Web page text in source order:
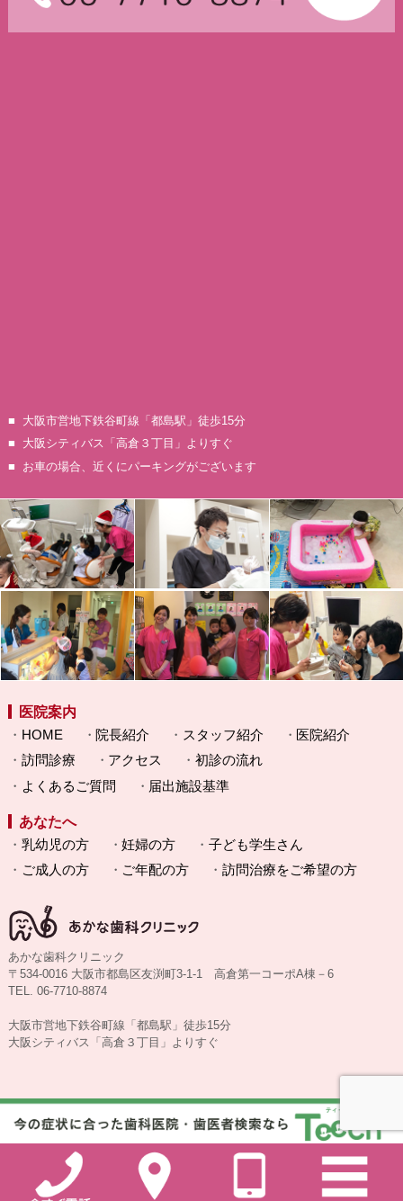
大阪市営地下鉄谷町線「都島駅」徒歩15分
大阪シティバス「高倉３丁目」よりすぐ
お車の場合、近くにパーキングがございます
医院案内
HOME 院長紹介 スタッフ紹介
医院紹介
訪問診療
アクセス
初診の流れ
よくあるご質問
届出施設基準
あなたへ
乳幼児の方 妊婦の方
子ども学生さん
ご成人の方
ご年配の方 訪問治療をご希望の方
あかな歯科クリニック
〒534-0016 大阪市都島区友渕町3-1-1 高倉第一コーポA棟－6
TEL. 06-7710-8874
大阪市営地下鉄谷町線「都島駅」徒歩15分
大阪シティバス「高倉３丁目」よりすぐ